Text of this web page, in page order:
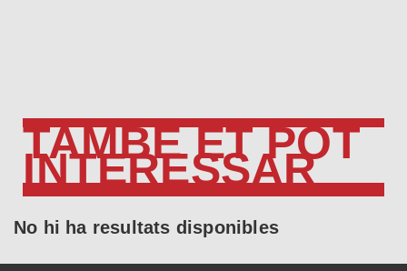
TAMBÉ ET POT
INTERESSAR
No hi ha resultats disponibles